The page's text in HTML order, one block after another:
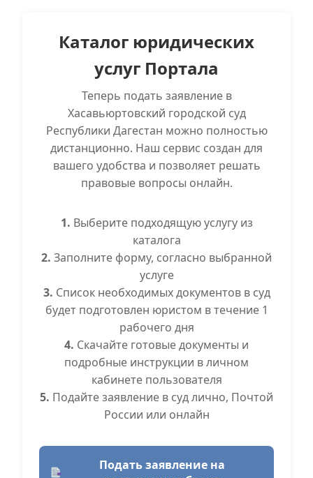
Каталог юридических
услуг Портала
Теперь подать заявление в
Хасавьюртовский городской суд
Республики Дагестан можно полностью
дистанционно. Наш сервис создан для
вашего удобства и позволяет решать
правовые вопросы онлайн.
1. Выберите подходящую услугу из
каталога
2. Заполните форму, согласно выбранной
услуге
3. Список необходимых документов в суд
будет подготовлен юристом в течение 1
рабочего дня
4. Скачайте готовые документы и
подробные инструкции в личном
кабинете пользователя
5. Подайте заявление в суд лично, Почтой
России или онлайн
Подать заявление на